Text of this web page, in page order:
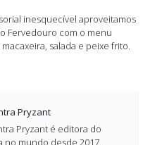
inesquecível aproveitamos
Fervedouro com o menu
salada e peixe frito.
Pryzant
Pryzant é editora do
no mundo desde 2017,